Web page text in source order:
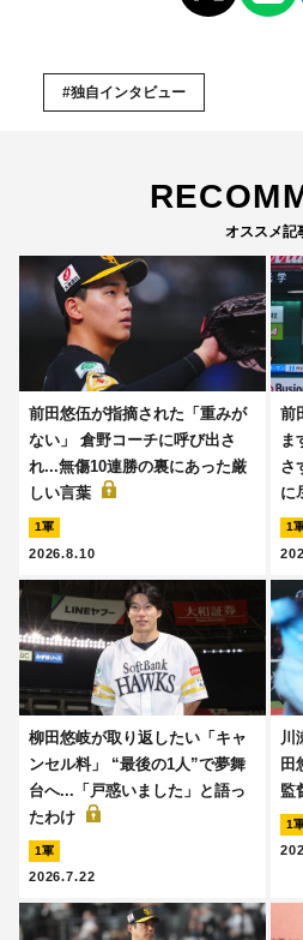
#独自インタビュー
オススメ記
前田悠伍が指摘された「重みが
ない」 倉野コーチに呼び出さ
れ...無傷10連勝の裏にあった厳
しい言葉
1軍
2026.8.10
前
ま
さ
に
1
柳田悠岐が取り返したい「キャ
ンセル料」 “最後の1人”で夢舞
台へ...「戸惑いました」と語っ
たわけ
1軍
2026.7.22
川
田
監
1